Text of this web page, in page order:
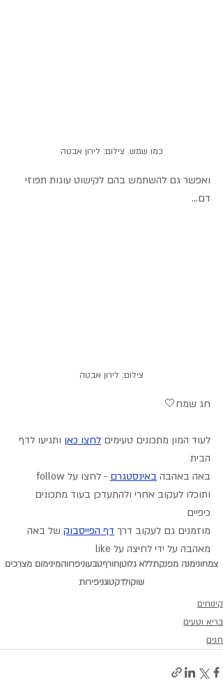
כמו שמש. צילום: לירון אבטה
ואפשר גם להשתמש בהם לקישוט עוגות תפוזי
דם...
צילום: לירון אבטה
חג שמח🤍
לעוד המון מתכונים טעימים לחצו כאן ותגיעו לדף
הבית
באה באהבה באינסטגרם
ותוכלו לעקוב אחרי ולהתעדכן בעוד מתכונים
כיפיים
מוזמנים גם לעקוב דרך דף הפייסבוק של באה
מאהבה על ידי לחיצה על like
צמחונימנה מפנקתללא גלוטןחורףטבעוניפרווהמינימום מצרכים
שוקולדקטוגניפירות
קינוחים
בריא וטעים
חגים